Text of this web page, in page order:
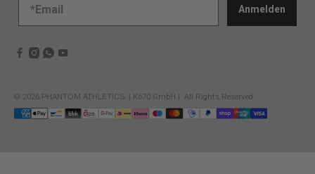
Anmelden
© 2026 PHANTOM ATHLETICS. | K670 GmbH | All Rights Reserved